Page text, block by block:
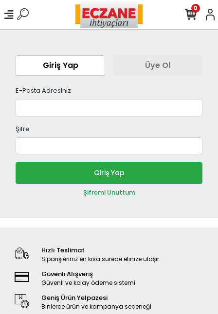
0
Giriş Yap Üye Ol
E-Posta Adresiniz
Şifre
Giriş Yap
Şifremi Unuttum
Hızlı Teslimat
Siparişleriniz en kısa sürede elinize ulaşır.
Güvenli Alışveriş
Güvenli ve kolay ödeme sistemi
Geniş Ürün Yelpazesi
Binlerce ürün ve kampanya seçeneği